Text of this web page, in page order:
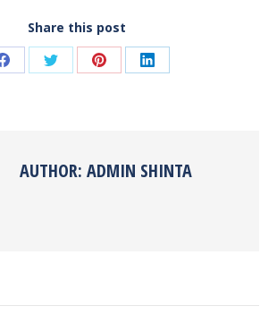
Share this post
Share Share Share Share
AUTHOR: ADMIN SHINTA